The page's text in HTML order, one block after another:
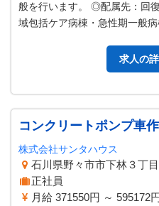
般を行います。 ◎配属先：回
域包括ケア病棟・急性期一般
求人の
コンクリートポンプ車
株式会社サンタハウス
石川県野々市市下林３丁
正社員
月給 371550円 ～ 595172